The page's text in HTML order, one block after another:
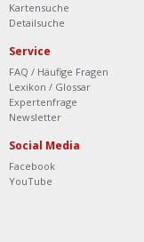
Kartensuche
Detailsuche
Service
FAQ / Häufige Fragen
Lexikon / Glossar
Expertenfrage
Newsletter
Social Media
Facebook
YouTube